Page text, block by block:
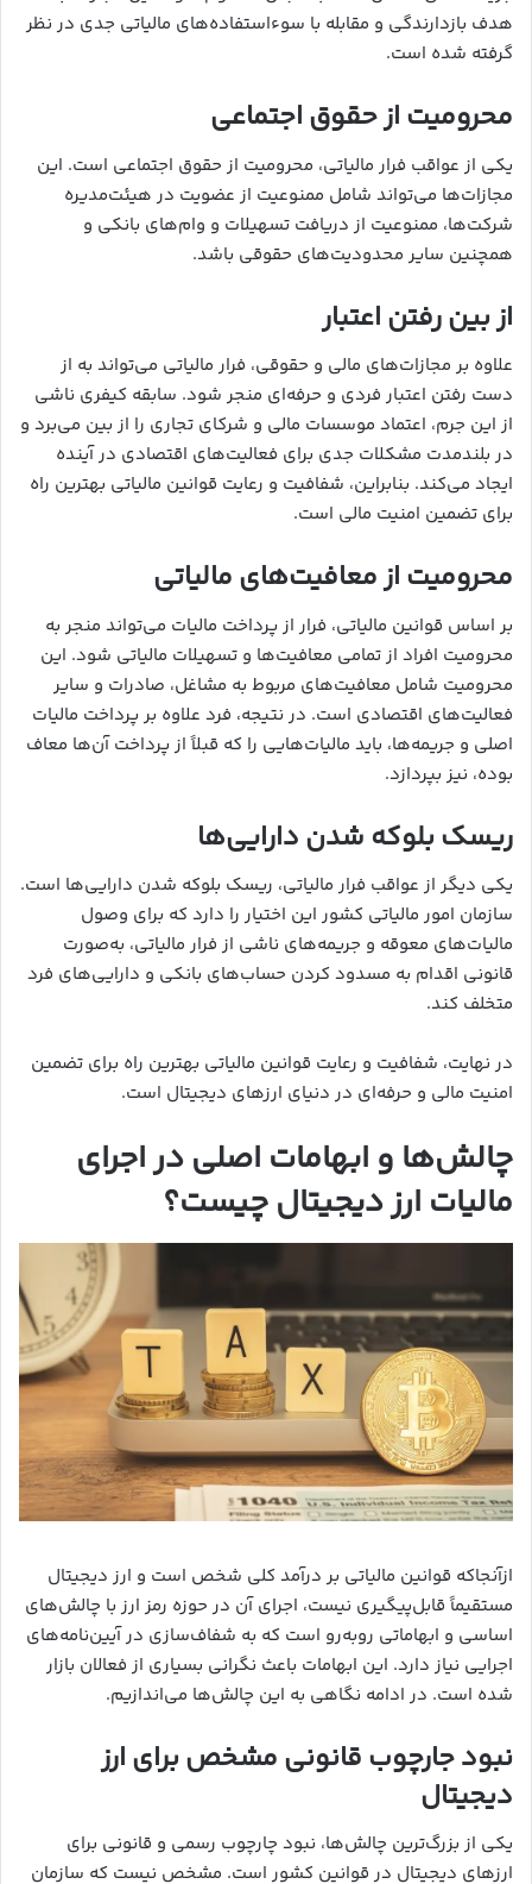
هدف بازدارندگی و مقابله با سوءاستفاده‌های مالیاتی جدی در نظر
گرفته شده است.
محرومیت از حقوق اجتماعی
یکی از عواقب فرار مالیاتی، محرومیت از حقوق اجتماعی است. این
مجازات‌ها می‌تواند شامل ممنوعیت از عضویت در هیئت‌مدیره
شرکت‌ها، ممنوعیت از دریافت تسهیلات و وام‌های بانکی و
همچنین سایر محدودیت‌های حقوقی باشد.
از بین رفتن اعتبار
علاوه بر مجازات‌های مالی و حقوقی، فرار مالیاتی می‌تواند به از
دست رفتن اعتبار فردی و حرفه‌ای منجر شود. سابقه کیفری ناشی
از این جرم، اعتماد موسسات مالی و شرکای تجاری را از بین می‌برد و
در بلندمدت مشکلات جدی برای فعالیت‌های اقتصادی در آینده
ایجاد می‌کند. بنابراین، شفافیت و رعایت قوانین مالیاتی بهترین راه
برای تضمین امنیت مالی است.
محرومیت از معافیت‌های مالیاتی
بر اساس قوانین مالیاتی، فرار از پرداخت مالیات می‌تواند منجر به
محرومیت افراد از تمامی معافیت‌ها و تسهیلات مالیاتی شود. این
محرومیت شامل معافیت‌های مربوط به مشاغل، صادرات و سایر
فعالیت‌های اقتصادی است. در نتیجه، فرد علاوه بر پرداخت مالیات
اصلی و جریمه‌ها، باید مالیات‌هایی را که قبلاً از پرداخت آن‌ها معاف
بوده، نیز بپردازد.
ریسک بلوکه شدن دارایی‌ها
یکی دیگر از عواقب فرار مالیاتی، ریسک بلوکه شدن دارایی‌ها است.
سازمان امور مالیاتی کشور این اختیار را دارد که برای وصول
مالیات‌های معوقه و جریمه‌های ناشی از فرار مالیاتی، به‌صورت
قانونی اقدام به مسدود کردن حساب‌های بانکی و دارایی‌های فرد
متخلف کند.
در نهایت، شفافیت و رعایت قوانین مالیاتی بهترین راه برای تضمین
امنیت مالی و حرفه‌ای در دنیای ارزهای دیجیتال است.
چالش‌ها و ابهامات اصلی در اجرای
مالیات ارز دیجیتال چیست؟
ازآنجاکه قوانین مالیاتی بر درآمد کلی شخص است و ارز دیجیتال
مستقیماً قابل‌پیگیری نیست، اجرای آن در حوزه رمز ارز با چالش‌های
اساسی و ابهاماتی روبه‌رو است که به شفاف‌سازی در آیین‌نامه‌های
اجرایی نیاز دارد. این ابهامات باعث نگرانی بسیاری از فعالان بازار
شده است. در ادامه نگاهی به این چالش‌ها می‌اندازیم.
نبود جارچوب قانونی مشخص برای ارز
دیجیتال
یکی از بزرگ‌ترین چالش‌ها، نبود چارچوب رسمی و قانونی برای
ارزهای دیجیتال در قوانین کشور است. مشخص نیست که سازمان